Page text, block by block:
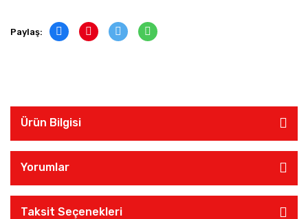
Paylaş:
Ürün Bilgisi
Yorumlar
Taksit Seçenekleri